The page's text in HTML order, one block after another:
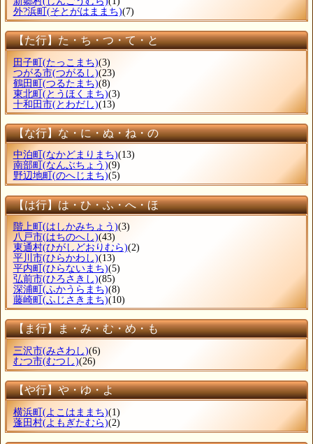
外?浜町 (そとがはままち)(7)
【た行】た・ち・つ・て・と
田子町(たっこまち)(3)
つがる市(つがるし)(23)
鶴田町(つるたまち)(8)
東北町(とうほくまち)(3)
十和田市(とわだし)(13)
【な行】な・に・ぬ・ね・の
中泊町 (なかどまりまち)(13)
南部町 (なんぶちょう)(9)
野辺地町 (のへじまち)(5)
【は行】は・ひ・ふ・へ・ほ
階上町 (はしかみちょう)(3)
八戸市(はちのへし)(43)
東通村(ひがしどおりむら)(2)
平川市(ひらかわし)(13)
平内町 (ひらないまち)(5)
弘前市(ひろさきし)(85)
深浦町 (ふかうらまち)(8)
藤崎町 (ふじさきまち)(10)
【ま行】ま・み・む・め・も
三沢市(みさわし)(6)
むつ市(むつし)(26)
【や行】や・ゆ・よ
横浜町(よこはままち)(1)
蓬田村(よもぎたむら)(2)